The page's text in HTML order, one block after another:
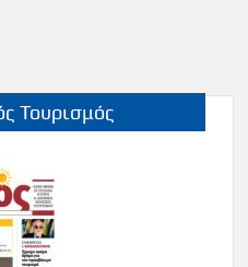
Τουρισμός